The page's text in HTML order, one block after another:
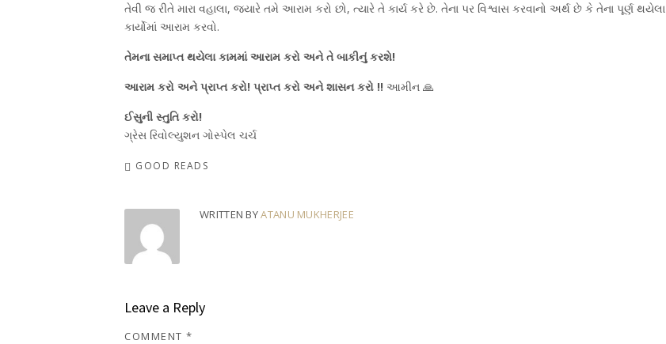
તેવી જ રીતે મારા વહાલા, જ્યારે તમે આરામ કરો છો, ત્યારે તે કાર્ય કરે છે. તેના પર વિશ્વાસ કરવાનો અર્થ છે કે તેના પૂર્ણ થયેલા
કાર્યોમાં આરામ કરવો.
તેમના સમાપ્ત થયેલા કામમાં આરામ કરો અને તે બાકીનું કરશે!
આરામ કરો અને પ્રાપ્ત કરો! પ્રાપ્ત કરો અને શાસન કરો !! આમીન 🙏
ઈસુની સ્તુતિ કરો!
ગ્રેસ રિવોલ્યુશન ગોસ્પેલ ચર્ચ
GOOD READS
WRITTEN BYATANU MUKHERJEE
Leave a Reply
COMMENT *